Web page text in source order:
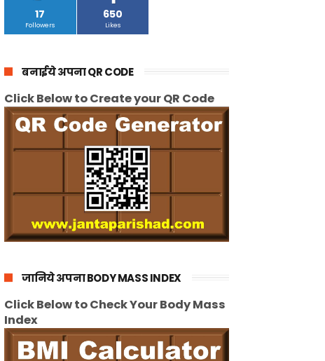
17
Followers
650
Likes
बनाईये अपना QR CODE
Click Below to Create your QR Code
जानिये अपना BODY MASS INDEX
Click Below to Check Your Body Mass
Index